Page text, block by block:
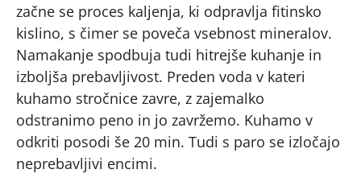
začne se proces kaljenja, ki odpravlja fitinsko
kislino, s čimer se poveča vsebnost mineralov.
Namakanje spodbuja tudi hitrejše kuhanje in
izboljša prebavljivost. Preden voda v kateri
kuhamo stročnice zavre, z zajemalko
odstranimo peno in jo zavržemo. Kuhamo v
odkriti posodi še 20 min. Tudi s paro se izločajo
neprebavljivi encimi.